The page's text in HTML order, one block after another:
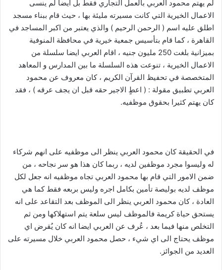
لم يهتم محمود العربي بالعمل التجاري فقط بل ايضا لم ينسى
الاعمال الخيرية التي كانت مسيرته مليئة بها ، حيث قام ببناء مسجد
اطلق عليه اسم ( الرحمن الرحيم ) والذي يعتبر من اكبر المساجد في
القاهرة ، كما قام بتأسيس جمعية خيرية في محافظة المنوفية
بميزانية بلغت 250 مليون جنيه ، اقام العربي ايضا سلسلة من
الاعمال الخيرية ، تنوعت هذه السلسلة ما بين المدارس و المعاهد
المتخصصة في تحفيظ القرآن الكريم ، كان معروف عن محمود
العربي تطبيق مقولة : ( اعطٍ الاجير حقه قبل ان يجف عرقه ) ، فقد
كان يهتم كثيرا بحقوق موظفيه.
في الحقيقة كان محمود العربي ينظر الى موظفيه على انهم شركاء
له وليسوا مجرد موظفين لديه ، ربما كان هذا هو سر نجاحه ، من
ضمن الامور التي قام بها محمود العربي تجاه موظفيه انه جعل لكل
موظف لديه بوليصة تأمين بكامل اجره وليس بربعه فقط كما هي
العادة ، كان محمود العربي ينظر الى الموظف بعد التقاعد على انه
يستحق حياة كريمة فالموظف ليس سلعة يتم استهلاكها ومن ثم
التخلص منها فيما بعد ، عُرف عن العربي ايضا انه كان يُقرض اي
موظف يحتاج الى اي شيء ، حصل محمود العربي خلال مسيرته على
العديد من الجوائز.